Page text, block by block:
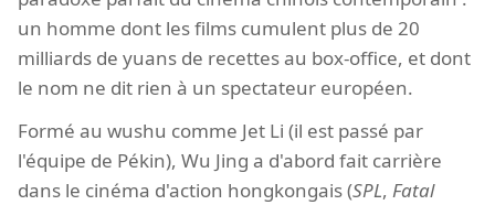
un homme dont les films cumulent plus de 20
milliards de yuans de recettes au box-office, et dont
le nom ne dit rien à un spectateur européen.
Formé au wushu comme Jet Li (il est passé par
l'équipe de Pékin), Wu Jing a d'abord fait carrière
dans le cinéma d'action hongkongais (SPL, Fatal